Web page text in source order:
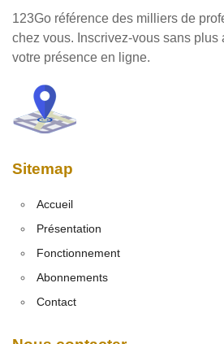
123Go référence des milliers de
chez vous. Inscrivez-vous sans plus
votre présence en ligne.
Sitemap
Accueil
Présentation
Fonctionnement
Abonnements
Contact